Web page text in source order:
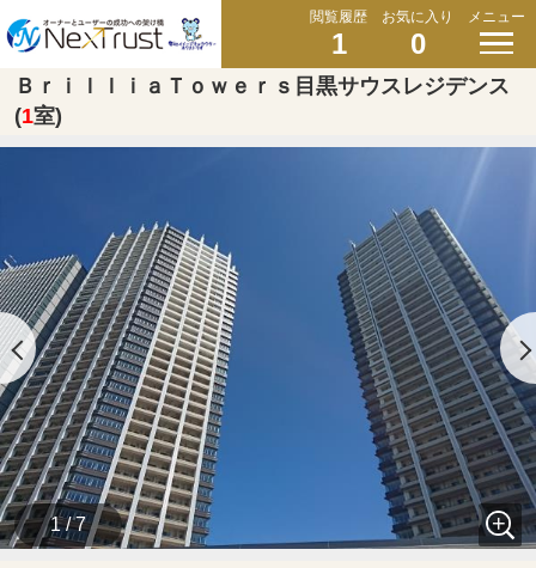
閲覧履歴
1
お気に入り
0
メニュー
ＢｒｉｌｌｉａＴｏｗｅｒｓ目黒サウスレジデンス
(1室)
1 / 7